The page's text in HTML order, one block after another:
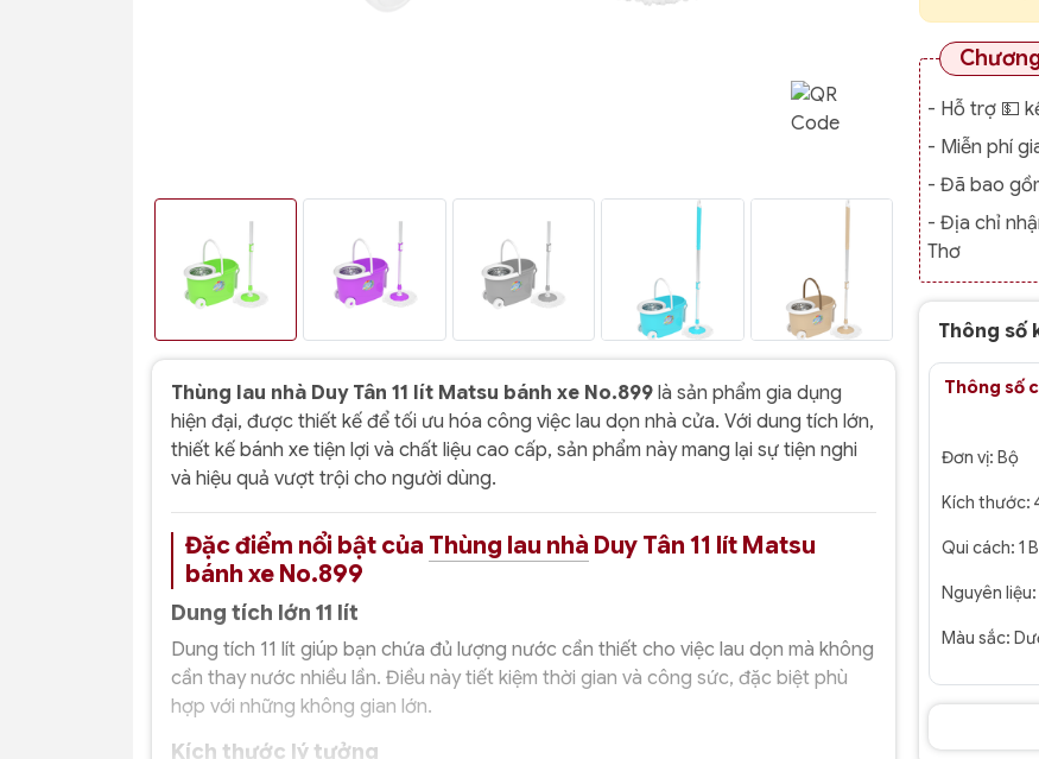
Thùng lau nhà Duy Tân 11 lít Matsu bánh xe No.899 là sản phẩm gia dụng
hiện đại, được thiết kế để tối ưu hóa công việc lau dọn nhà cửa. Với dung tích lớn,
thiết kế bánh xe tiện lợi và chất liệu cao cấp, sản phẩm này mang lại sự tiện nghi
và hiệu quả vượt trội cho người dùng.
Đặc điểm nổi bật của Thùng lau nhà Duy Tân 11 lít Matsu
bánh xe No.899
Dung tích lớn 11 lít
Dung tích 11 lít giúp bạn chứa đủ lượng nước cần thiết cho việc lau dọn mà không
cần thay nước nhiều lần. Điều này tiết kiệm thời gian và công sức, đặc biệt phù
hợp với những không gian lớn.
Kích thước lý tưởng
- Hỗ trợ 💵
- Miễn phí
- Đã bao
- Địa chỉ
Thơ
Thông số
Thông số
Đơn vị: Bộ
Kích thước:
Qui cách: 1
Nguyên liệu:
Màu sắc: